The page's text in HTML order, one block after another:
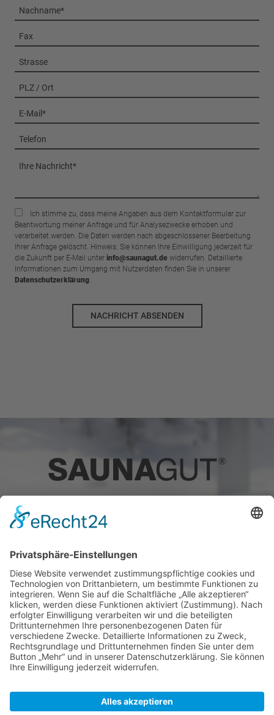
Ich stimme zu, dass meine Angaben aus dem Kontaktformular zur
Beantwortung meiner Anfrage und für Analysezwecke erhoben und
verarbeitet werden. Die Daten werden nach abgeschlossener Bearbeitung
Ihrer Anfrage gelöscht. Hinweis: Sie können Ihre Einwilligung jederzeit für
die Zukunft per E-Mail unter info@saunagut.de widerrufen. Detaillierte
Informationen zum Umgang mit Nutzerdaten finden Sie in unserer
Datenschutzerklärung.
NACHRICHT ABSENDEN
Hauptstraße 88, D-89250 Senden
info@saunagut.de
YouTube
© 2021 - 2026 Saunagut GmbH®. Alle Rechte